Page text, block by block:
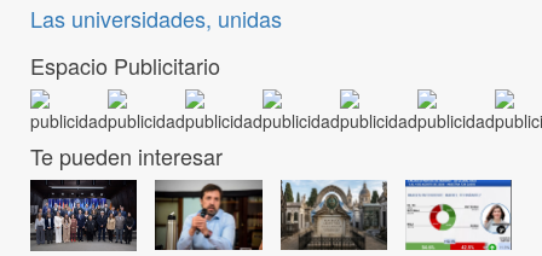
Las universidades, unidas
Espacio Publicitario
Te pueden interesar